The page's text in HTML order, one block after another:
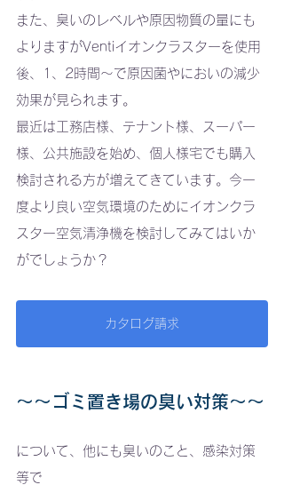
また、臭いのレベルや原因物質の量にも
よりますがVentiイオンクラスターを使用
後、1、2時間～で原因菌やにおいの減少
効果が見られます。
最近は工務店様、テナント様、スーパー
様、公共施設を始め、個人様宅でも購入
検討される方が増えてきています。今一
度より良い空気環境のためにイオンクラ
スター空気清浄機を検討してみてはいか
がでしょうか？
カタログ請求
～～ゴミ置き場の臭い対策～～
について、他にも臭いのこと、感染対策
等で